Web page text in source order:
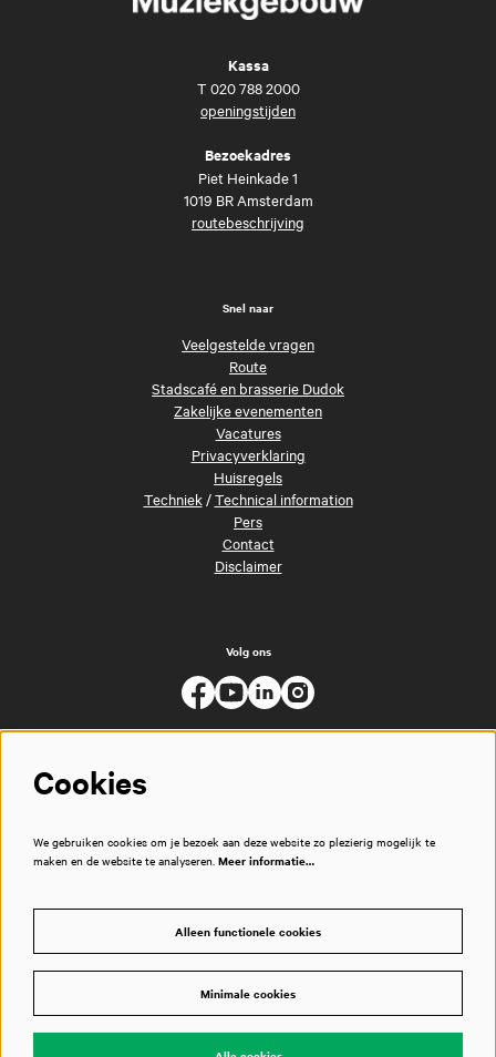
Kassa
T 020 788 2000
openingstijden
Bezoekadres
Piet Heinkade 1
1019 BR Amsterdam
routebeschrijving
Snel naar
Veelgestelde vragen
Route
Stadscafé en brasserie Dudok
Zakelijke evenementen
Vacatures
Privacyverklaring
Huisregels
Techniek/Technical information
Pers
Contact
Disclaimer
Volg ons
Cookies
We gebruiken cookies om je bezoek aan deze website zo plezierig mogelijk te
maken en de website te analyseren. Meer informatie…
Alleen functionele cookies
Minimale cookies